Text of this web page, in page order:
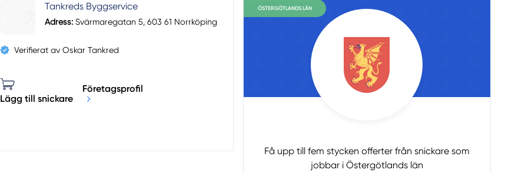
Tankreds Byggservice
Adress: Svärmaregatan 5, 603 61 Norrköping
Verifierat av Oskar Tankred
Lägg till snickare
Företagsprofil
ÖSTERGÖTLANDS LÄN
Få upp till fem stycken offerter från snickare som
jobbar i Östergötlands län